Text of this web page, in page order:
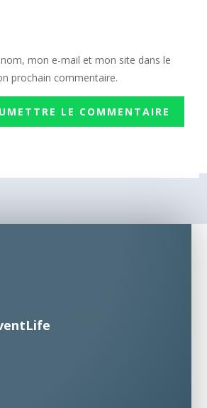
mon e-mail et mon site dans le
prochain commentaire.
LE COMMENTAIRE